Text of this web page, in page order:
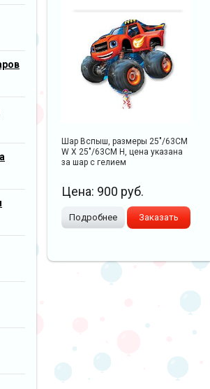
Шар Вспыш, размеры 25"/63CM
W X 25"/63CM H, цена указана
за шар с гелием
Цена: 900 руб.
Подробнее Заказать